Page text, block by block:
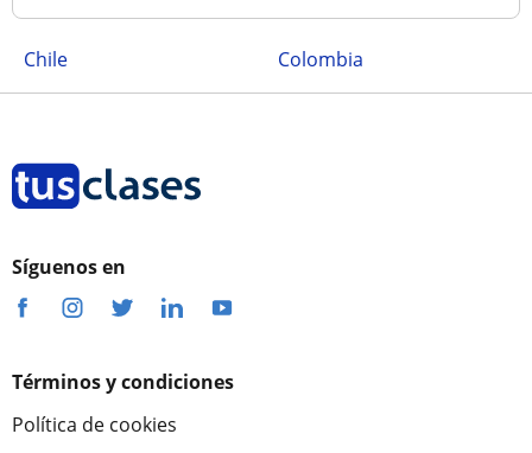
Chile Colombia
Síguenos en
Términos y condiciones
Política de cookies